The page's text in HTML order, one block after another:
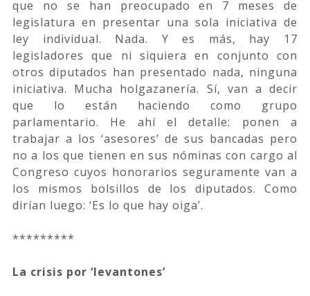
que no se han preocupado en 7 meses de
legislatura en presentar una sola iniciativa de
ley individual. Nada. Y es más, hay 17
legisladores que ni siquiera en conjunto con
otros diputados han presentado nada, ninguna
iniciativa. Mucha holgazanería. Sí, van a decir
que lo están haciendo como grupo
parlamentario. He ahí el detalle: ponen a
trabajar a los ‘asesores’ de sus bancadas pero
no a los que tienen en sus nóminas con cargo al
Congreso cuyos honorarios seguramente van a
los mismos bolsillos de los diputados. Como
dirían luego: ‘Es lo que hay oiga’.
*********
La crisis por ‘levantones’